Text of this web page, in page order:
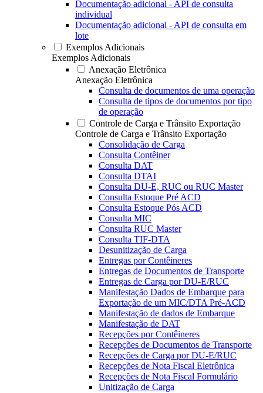
Documentação adicional - API de consulta
individual
Documentação adicional - API de consulta em
lote
Exemplos Adicionais
Exemplos Adicionais
Anexação Eletrônica
Anexação Eletrônica
Consulta de documentos de uma operação
Consulta de tipos de documentos por tipo
de operação
Controle de Carga e Trânsito Exportação
Controle de Carga e Trânsito Exportação
Consolidação de Carga
Consulta Contêiner
Consulta DAT
Consulta DTAI
Consulta DU-E, RUC ou RUC Master
Consulta Estoque Pré ACD
Consulta Estoque Pós ACD
Consulta MIC
Consulta RUC Master
Consulta TIF-DTA
Desunitização de Carga
Entregas por Contêineres
Entregas de Documentos de Transporte
Entregas de Carga por DU-E/RUC
Manifestação Dados de Embarque para
Exportação de um MIC/DTA Pré-ACD
Manifestação de dados de Embarque
Manifestação de DAT
Recepções por Contêineres
Recepções de Documentos de Transporte
Recepções de Carga por DU-E/RUC
Recepções de Nota Fiscal Eletrônica
Recepções de Nota Fiscal Formulário
Unitização de Carga